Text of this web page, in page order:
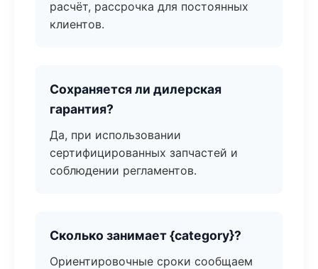
расчёт, рассрочка для постоянных
клиентов.
Сохраняется ли дилерская
гарантия?
Да, при использовании
сертифицированных запчастей и
соблюдении регламентов.
Сколько занимает {category}?
Ориентировочные сроки сообщаем